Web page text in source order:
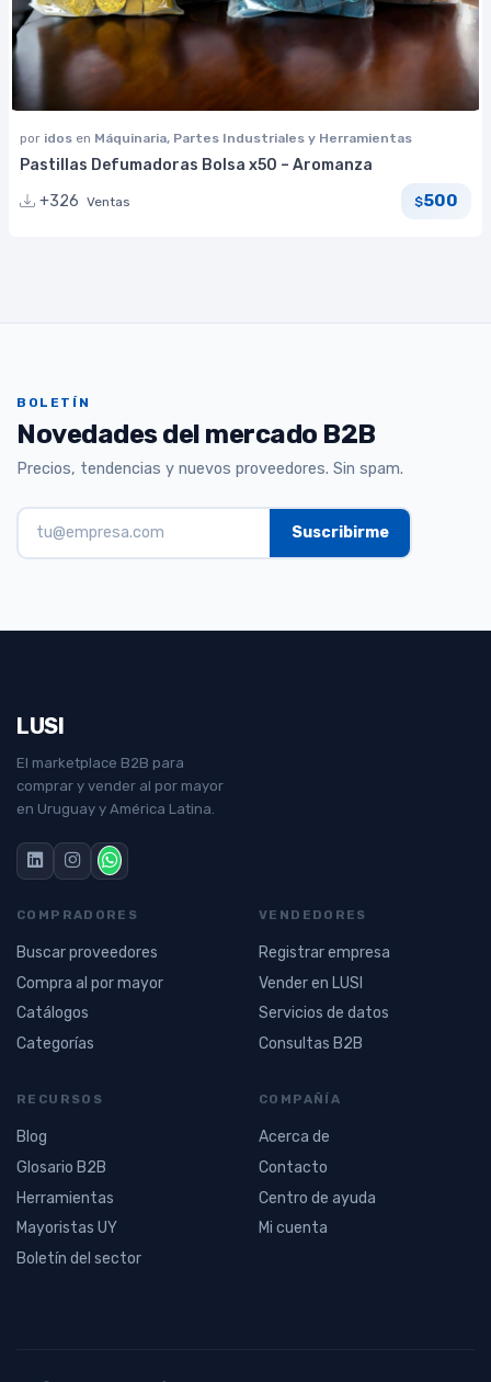
por idos en Máquinaria, Partes Industriales y Herramientas
Pastillas Defumadoras Bolsa x50 – Aromanza
+326 Ventas $500
BOLETÍN
Novedades del mercado B2B
Precios, tendencias y nuevos proveedores. Sin spam.
LUSI
El marketplace B2B para
comprar y vender al por mayor
en Uruguay y América Latina.
COMPRADORES
Buscar proveedores
Compra al por mayor
Catálogos
Categorías
VENDEDORES
Registrar empresa
Vender en LUSI
Servicios de datos
Consultas B2B
RECURSOS
Blog
Glosario B2B
Herramientas
Mayoristas UY
Boletín del sector
COMPAÑÍA
Acerca de
Contacto
Centro de ayuda
Mi cuenta